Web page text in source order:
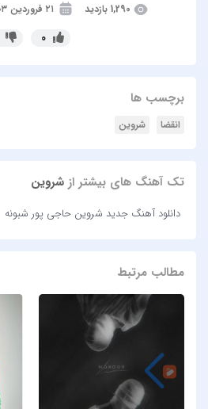
1,290 بازدید ۲۱ فروردین ۱۴۰۳
برچسب ها
انقضا شروین
تک آهنگ های بیشتر از شروین
دانلود آهنگ جدید شروین حاجی پور شبونه
مطالب مرتبط